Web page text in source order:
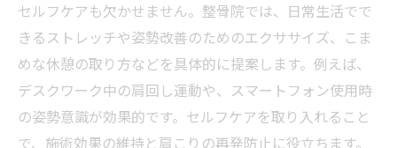
セルフケアも欠かせません。整骨院では、日常生活でで
きるストレッチや姿勢改善のためのエクササイズ、こま
めな休憩の取り方などを具体的に提案します。例えば、
デスクワーク中の肩回し運動や、スマートフォン使用時
の姿勢意識が効果的です。セルフケアを取り入れること
で、施術効果の維持と肩こりの再発防止に役立ちます。